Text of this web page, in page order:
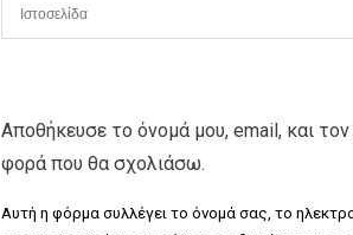
Αποθήκευσε το όνομά μου, email, και
φορά που θα σχολιάσω.
Αυτή η φόρμα συλλέγει το όνομά σας, το